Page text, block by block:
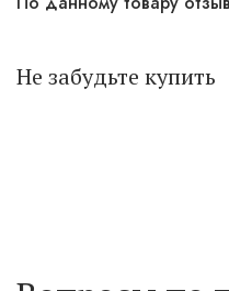
Не забудьте купить